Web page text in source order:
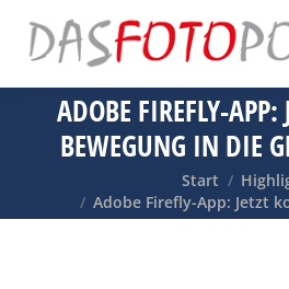
ADOBE FIREFLY-
BEWEGUNG IN DIE
Sie befinden sich hier:
Start
Adobe Firefly-App: Jetzt